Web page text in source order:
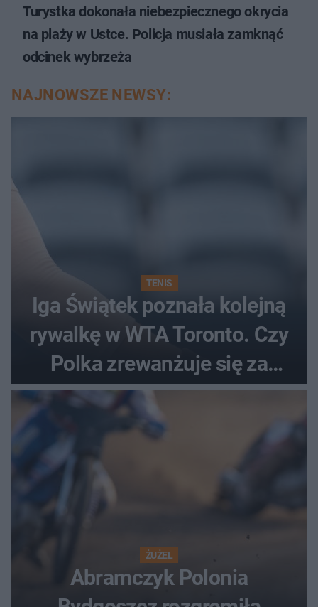
Turystka dokonała niebezpiecznego okrycia
na plaży w Ustce. Policja musiała zamknąć
odcinek wybrzeża
NAJNOWSZE NEWSY:
TENIS
Iga Świątek poznała kolejną
rywalkę w WTA Toronto. Czy
Polka zrewanżuje się za
ostatnią porażkę?
ŻUŻEL
Abramczyk Polonia